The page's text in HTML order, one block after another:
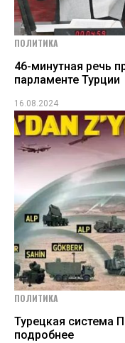
ПОЛИТИКА
46-минутная речь
парламенте Турции
16.08.2024
ПОЛИТИКА
Турецкая система
подробнее